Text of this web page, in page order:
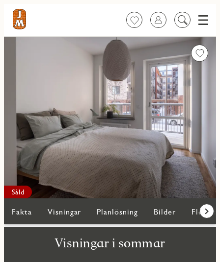
FavoriterLogga in
Sök
innehåll
Meny
Såld
Fakta Visningar Planlösning Bilder Fler
Visningar i sommar